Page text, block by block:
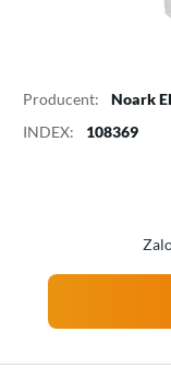
Producent:
Noark
INDEX:
108369